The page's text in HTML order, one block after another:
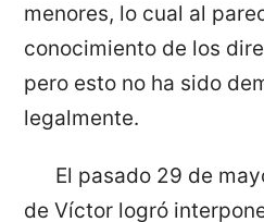
menores, lo cual al
conocimiento de los
pero esto no ha sido
legalmente.
El pasado 29 de
de Víctor logró